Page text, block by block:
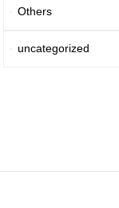
Others
uncategorized